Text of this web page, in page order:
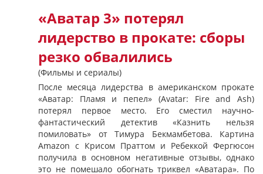
«Аватар 3» потерял
лидерство в прокате: сборы
резко обвалились
(Фильмы и сериалы)
После месяца лидерства в американском прокате
«Аватар: Пламя и пепел» (Avatar: Fire and Ash)
потерял первое место. Его сместил научно-
фантастический детектив «Казнить нельзя
помиловать» от Тимура Бекмамбетова. Картина
Amazon с Крисом Праттом и Ребеккой Фергюсон
получила в основном негативные отзывы, однако
это не помешало обогнать триквел «Аватара». По